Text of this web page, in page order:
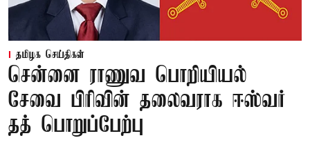
தமிழக செய்திகள்
சென்னை ராணுவ பொறியியல்
சேவை பிரிவின் தலைவராக ஈஸ்வர்
தத் பொறுப்பேற்பு